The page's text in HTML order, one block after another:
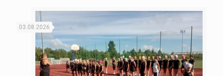
03.08.2026